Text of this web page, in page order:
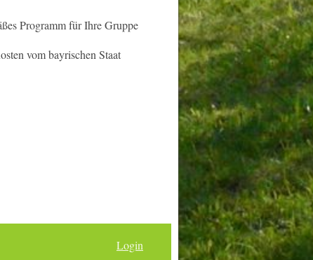
Programm für Ihre Gruppe
vom bayrischen Staat
Login